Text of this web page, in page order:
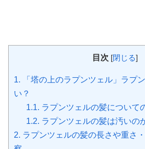
目次 [閉じる]
1. 「塔の上のラプンツェル」ラプ
い？
1.1. ラプンツェルの髪について
1.2. ラプンツェルの髪は汚いの
2. ラプンツェルの髪の長さや重さ